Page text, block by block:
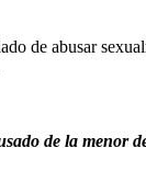
de abusar
de la menor